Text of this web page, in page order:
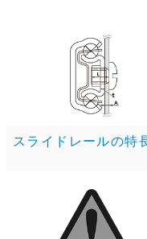
スライドレールの特